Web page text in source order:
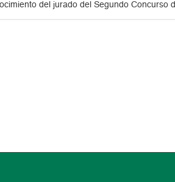
del jurado del Segundo Concurso